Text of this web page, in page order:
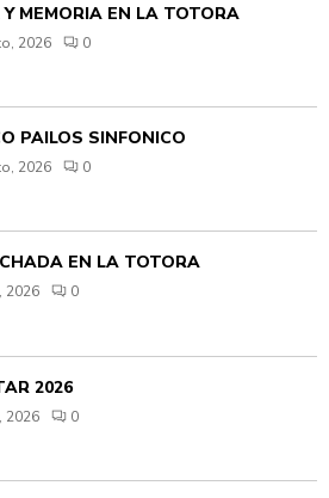
Y MEMORIA EN LA TOTORA
2026 0
PAILOS SINFÓNICO
2026 0
EN LA TOTORA
2026 0
2026
2026 0